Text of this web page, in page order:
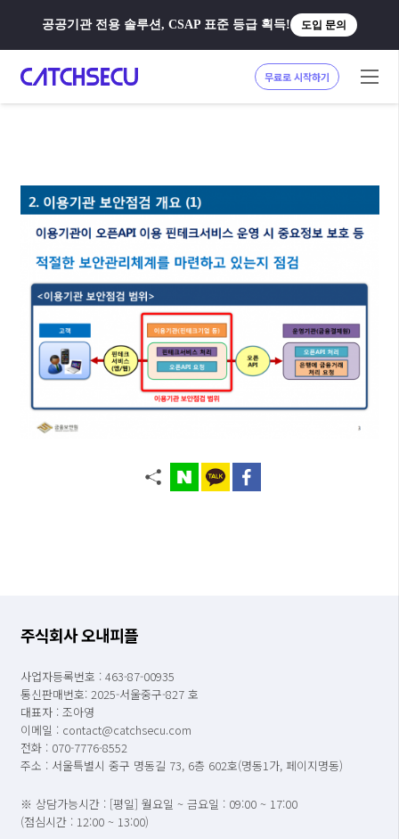
공공기관 전용 솔루션, CSAP 표준 등급 획득! 도입 문의
무료로 시작하기
주식회사 오내피플
사업자등록번호 : 463-87-00935
통신판매번호: 2025-서울중구-827 호
대표자 : 조아영
이메일 : contact@catchsecu.com
전화 : 070-7776-8552
주소 : 서울특별시 중구 명동길 73, 6층 602호(명동1가, 페이지명동)
※ 상담가능시간 : [평일] 월요일 ~ 금요일 : 09:00 ~ 17:00
(점심시간 : 12:00 ~ 13:00)